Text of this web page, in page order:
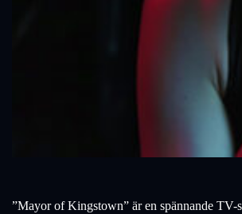
”Mayor of Kingstown” är en spännande TV-